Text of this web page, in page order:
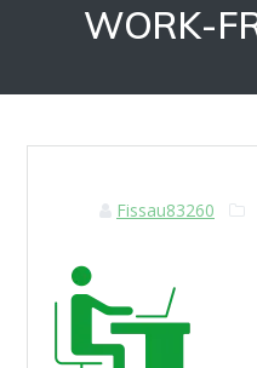
WORK-
Fissau83260